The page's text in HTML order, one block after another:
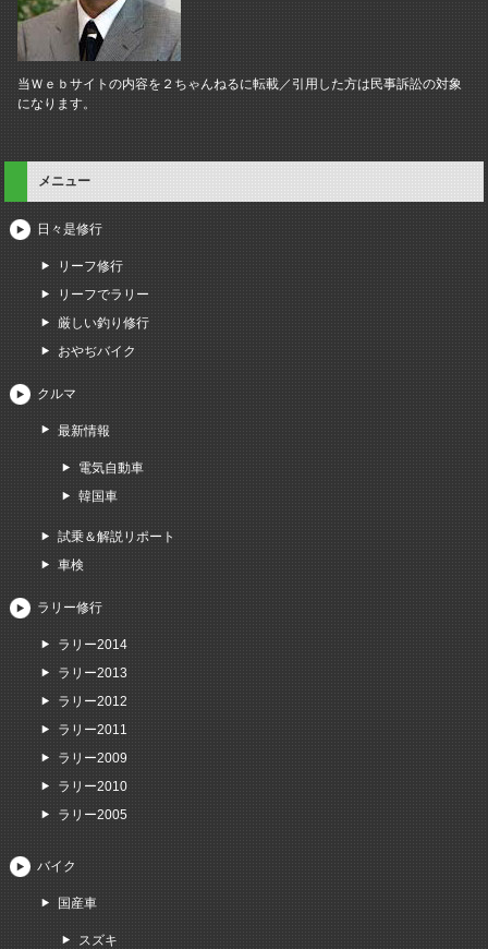
当Ｗｅｂサイトの内容を２ちゃんねるに転載／引用した方は民事訴訟の対象
になります。
メニュー
日々是修行
リーフ修行
リーフでラリー
厳しい釣り修行
おやぢバイク
クルマ
最新情報
電気自動車
韓国車
試乗＆解説リポート
車検
ラリー修行
ラリー2014
ラリー2013
ラリー2012
ラリー2011
ラリー2009
ラリー2010
ラリー2005
バイク
国産車
スズキ